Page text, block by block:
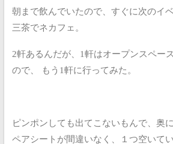
朝まで飲んでいたので、すぐに次のイ
三茶でネカフェ。
2軒あるんだが、1軒はオープンスペー
ので、
もう1軒に行ってみた。
ピンポンしても出てこないもんで、奥
ペアシートが間違いなく、１つ空いてい